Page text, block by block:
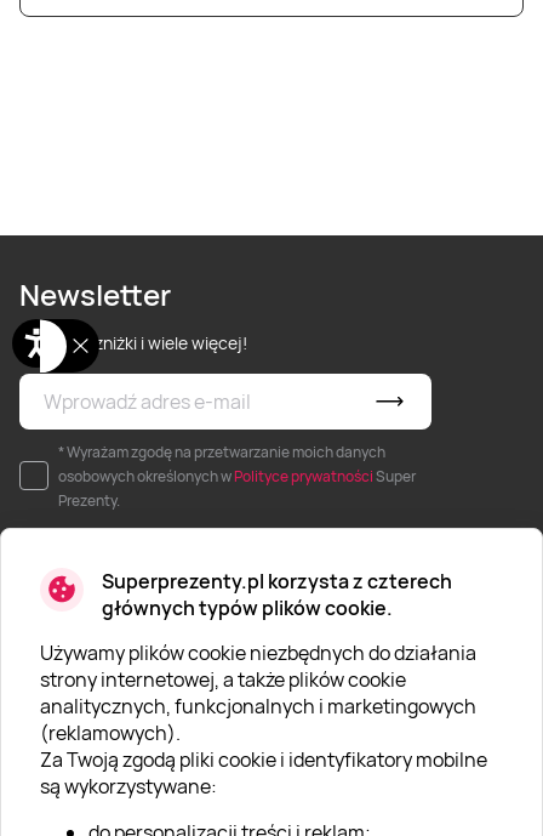
Superprezenty.pl korzysta z czterech
głównych typów plików cookie.
Używamy plików cookie niezbędnych do działania
strony internetowej, a także plików cookie
analitycznych, funkcjonalnych i marketingowych
(reklamowych).
Za Twoją zgodą pliki cookie i identyfikatory mobilne
są wykorzystywane:
Newsletter
Nowości, zniżki i wiele więcej!
* Wyrażam zgodę na przetwarzanie moich danych
osobowych określonych wPolityce prywatnościSuper
Prezenty.
O SUPERPREZENTY
O nas
Aktualności
Kariera w Super Prezentach